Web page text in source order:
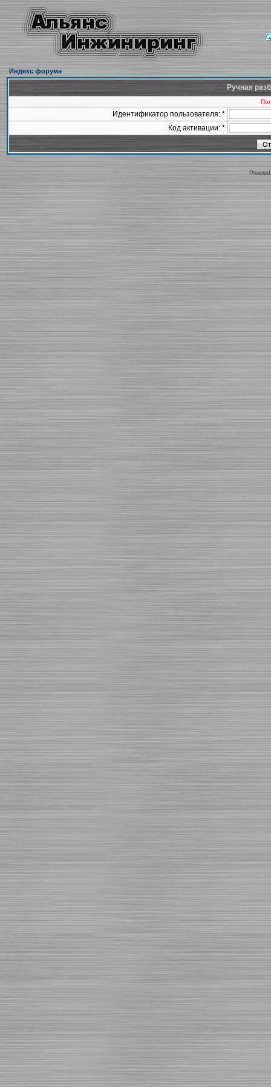
Индекс форума
Ручная
Идентификатор пользователя: *
Код активации: *